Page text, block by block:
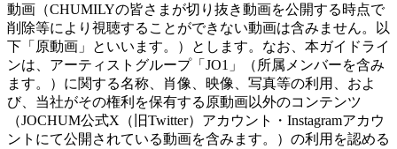
動画（CHUMILYの皆さまが切り抜き動画を公開する時点で
削除等により視聴することができない動画は含みません。以
下「原動画」といいます。）とします。なお、本ガイドライ
ンは、アーティストグループ「JO1」（所属メンバーを含み
ます。）に関する名称、肖像、映像、写真等の利用、およ
び、当社がその権利を保有する原動画以外のコンテンツ
（JOCHUM公式X（旧Twitter）アカウント・Instagramアカウ
ントにて公開されている動画を含みます。）の利用を認める